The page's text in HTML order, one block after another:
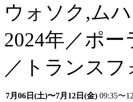
ウォソク,ム
2024年／ポ
／トランスフ
7月06日(土)〜7月12日(金) 09:35〜